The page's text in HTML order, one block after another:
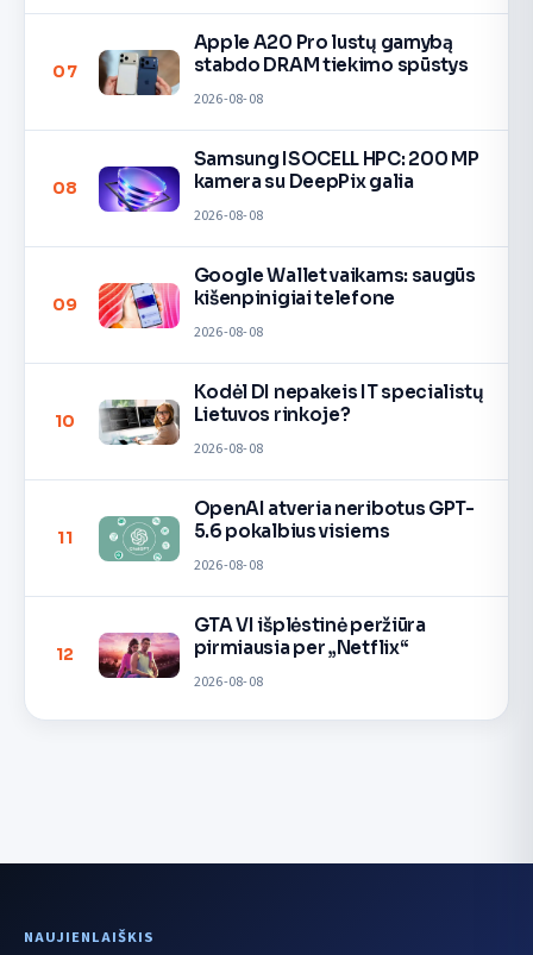
07
Apple A20 Pro lustų gamybą
stabdo DRAM tiekimo spūstys
2026-08-08
08
Samsung ISOCELL HPC: 200 MP
kamera su DeepPix galia
2026-08-08
09
Google Wallet vaikams: saugūs
kišenpinigiai telefone
2026-08-08
10
Kodėl DI nepakeis IT specialistų
Lietuvos rinkoje?
2026-08-08
11
OpenAI atveria neribotus GPT-
5.6 pokalbius visiems
2026-08-08
12
GTA VI išplėstinė peržiūra
pirmiausia per „Netflix“
2026-08-08
NAUJIENLAIŠKIS